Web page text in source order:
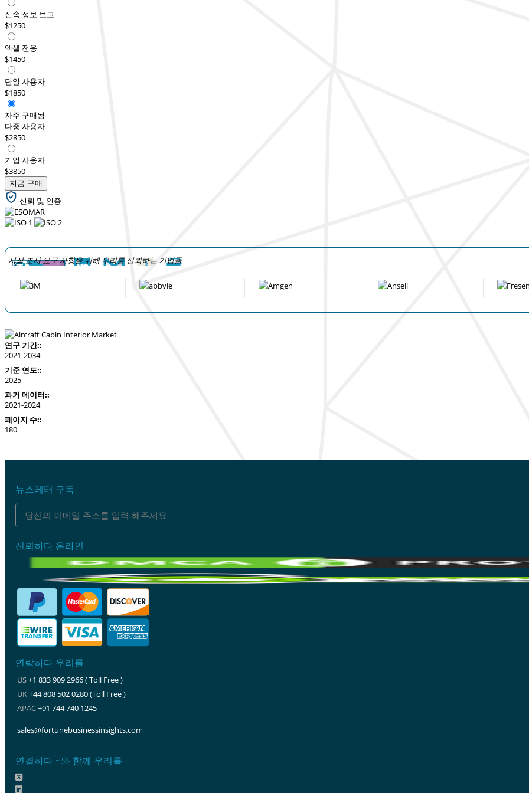
신속 정보 보고
$1250
엑셀 전용
$1450
단일 사용자
$1850
자주 구매됨
다중 사용자
$2850
기업 사용자
$3850
지금 구매
신뢰 및 인증
시장 조사 요구 사항을 위해 우리를 신뢰하는 기업들
연구 기간::
2021-2034
기준 연도::
2025
과거 데이터::
2021-2024
페이지 수::
180
뉴스레터 구독
신뢰하다 온라인
연락하다 우리를
US+1 833 909 2966 ( Toll Free )
UK+44 808 502 0280 (Toll Free )
APAC+91 744 740 1245
sales@fortunebusinessinsights.com
연결하다 ~와 함께 우리를